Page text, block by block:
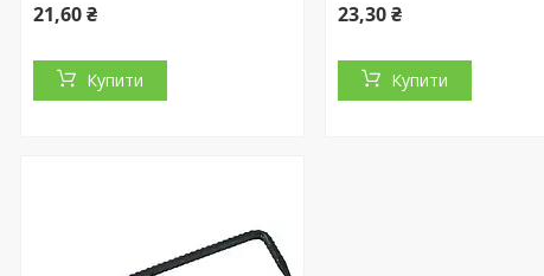
21,60 ₴
Купити
23,30 ₴
Купити